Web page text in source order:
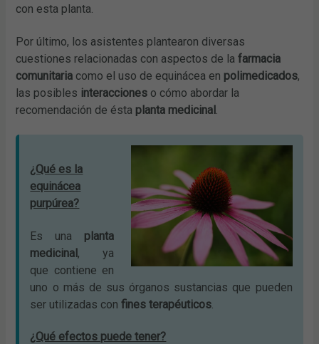
con esta planta.
Por último, los asistentes plantearon diversas
cuestiones relacionadas con aspectos de lafarmacia
comunitaria como el uso de equinácea en polimedicados,
las posibles interacciones o cómo abordar la
recomendación de ésta planta medicinal.
¿Qué es la
equinácea
purpúrea?
Es una planta
medicinal , ya
que contiene en
uno o más de sus órganos sustancias que pueden
ser utilizadas confines terapéuticos
¿Qué efectos puede tener?